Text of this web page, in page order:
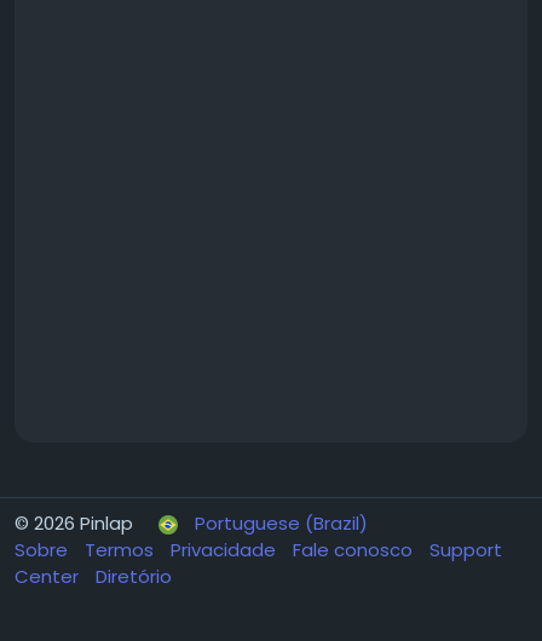
© 2026 Pinlap
Portuguese (Brazil)
Sobre
Termos Privacidade Fale conosco
Support
Center
Diretório